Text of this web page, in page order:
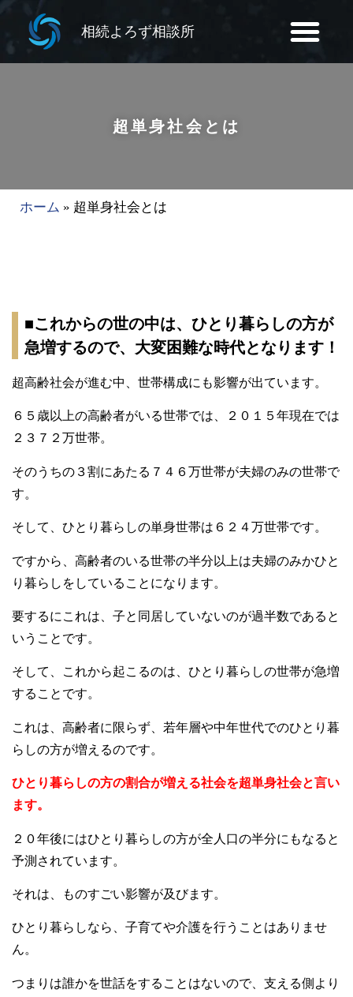
相続よろず相談所
超単身社会とは
ホーム » 超単身社会とは
■これからの世の中は、ひとり暮らしの方が
急増するので、大変困難な時代となります！
超高齢社会が進む中、世帯構成にも影響が出ています。
６５歳以上の高齢者がいる世帯では、２０１５年現在では
２３７２万世帯。
そのうちの３割にあたる７４６万世帯が夫婦のみの世帯で
す。
そして、ひとり暮らしの単身世帯は６２４万世帯です。
ですから、高齢者のいる世帯の半分以上は夫婦のみかひと
り暮らしをしていることになります。
要するにこれは、子と同居していないのが過半数であると
いうことです。
そして、これから起こるのは、ひとり暮らしの世帯が急増
することです。
これは、高齢者に限らず、若年層や中年世代でのひとり暮
らしの方が増えるのです。
ひとり暮らしの方の割合が増える社会を超単身社会と言い
ます。
２０年後にはひとり暮らしの方が全人口の半分にもなると
予測されています。
それは、ものすごい影響が及びます。
ひとり暮らしなら、子育てや介護を行うことはありませ
ん。
つまりは誰かを世話をすることはないので、支える側より